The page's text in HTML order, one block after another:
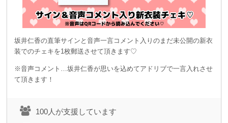
坂井仁香の直筆サインと音声一言コメント入りのまだ未公開の新衣
装でのチェキを1枚郵送させて頂きます♡
※音声コメント…坂井仁香が思いを込めてアドリブで一言入れさせ
て頂きます！
100人が支援しています